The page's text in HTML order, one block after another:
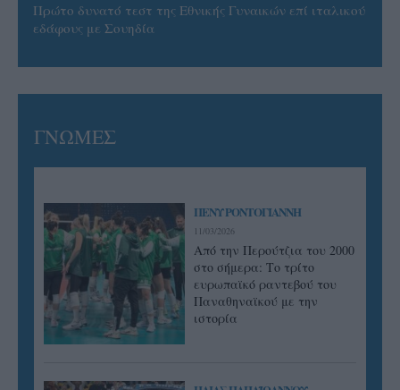
Πρώτο δυνατό τεστ της Εθνικής Γυναικών επί ιταλικού
εδάφους με Σουηδία
ΓΝΩΜΕΣ
ΠΕΝΥ ΡΟΝΤΟΓΙΑΝΝΗ
11/03/2026
Από την Περούτζια του 2000
στο σήμερα: Tο τρίτο
ευρωπαϊκό ραντεβού του
Παναθηναϊκού με την
ιστορία